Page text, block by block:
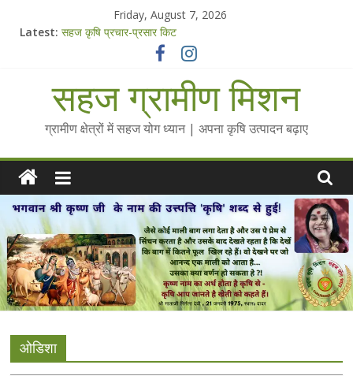
Friday, August 7, 2026
Latest: सहज कृषि प्रचार-प्रसार किट
Standee Designs @ 2025 for Sahaj Krishi Promotions
Chalo Gaon Ki Or Abhiyaan - 2025-26
Collected Talks on Vibrated Water
सहज ग्रामीण मिशन
ग्रामीण क्षेत्रों में सहज योग ध्यान | अपना कृषि उत्पादन बढ़ाए
ओडिशा